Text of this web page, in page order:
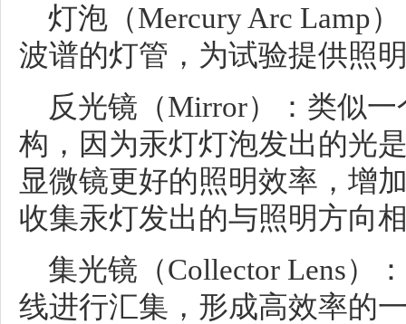
灯泡（Mercury Arc Lamp
波谱的灯管，为试验提供照
反光镜（Mirror）：类似一
构，因为汞灯灯泡发出的光
显微镜更好的照明效率，增
收集汞灯发出的与照明方向
集光镜（Collector Lens）
线进行汇集，形成高效率的